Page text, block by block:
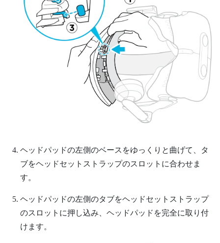
ヘッドパッドの左側のベースをゆっくりと曲げて、タ
ブをヘッドセットストラップのスロットに合わせま
す。
ヘッドパッドの左側のタブをヘッドセットストラップ
のスロットに押し込み、ヘッドパッドを完全に取り付
けます。